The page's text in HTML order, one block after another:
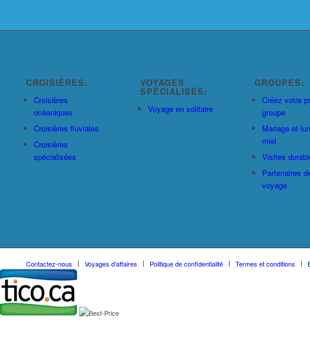
CROISIÈRES:
Croisières
océaniques
Croisières fluviales
Croisières
spécialisées
VOYAGES
SPÉCIALISÉS:
Voyage en solitaire
GROUPES:
Créez votre
groupe
Mariage et
miel
Visites
Partenaires
voyage
Contactez-nous Voyages d’affaires Politique de confidentialité Termes et conditions